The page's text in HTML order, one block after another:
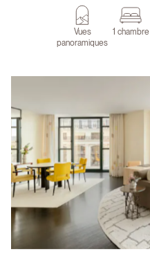
Vues
panoramiques
1 chambre